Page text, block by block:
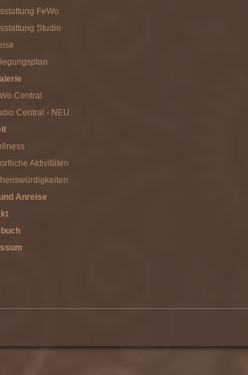
FeWo
Studio
Central
Central - NEU
Aktivitäten
Anreise